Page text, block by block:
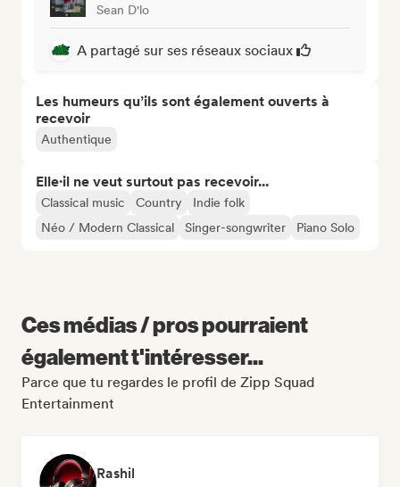
Sean D'lo
A partagé sur ses réseaux sociaux
Les humeurs qu’ils sont également ouverts à
recevoir
Authentique
Elle·il ne veut surtout pas recevoir...
Classical music Country
Indie folk
Néo / Modern Classical
Singer-songwriter Piano Solo
Ces médias / pros pourraient
également t'intéresser...
Parce que tu regardes le profil de Zipp Squad
Entertainment
Rashil